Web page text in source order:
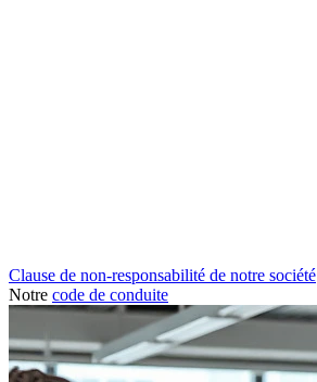
Clause de non-responsabilité de notre société
Notre code de conduite